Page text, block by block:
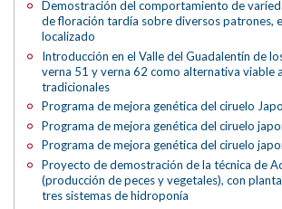
Demostración del comportamiento de
de floración tardía sobre diversos patrones,
localizado
Introducción en el Valle del Guadalentín de
verna 51 y verna 62 como alternativa viable
tradicionales
Programa de mejora genética del ciruelo
Programa de mejora genética del ciruelo
Programa de mejora genética del ciruelo
Proyecto de demostración de la técnica de
(producción de peces y vegetales), con
tres sistemas de hidroponía